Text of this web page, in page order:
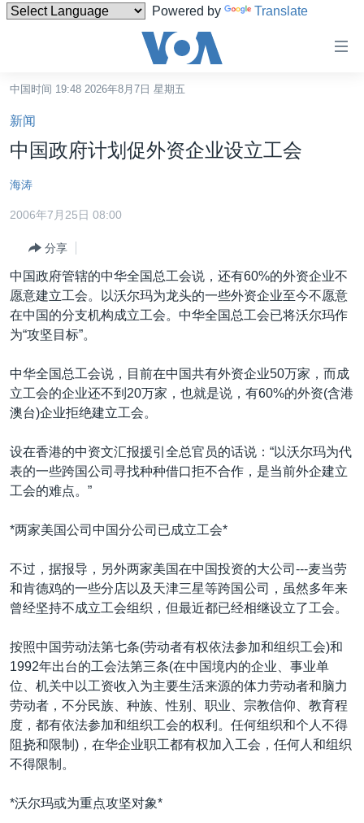
Powered by Translate
碍
链
接
转
内
转
到
导
航
转
到
检
台湾
港澳
国际
最新国际新闻
印太
中东
欧洲
非洲
全球议题
分类新闻
经济·金融·贸易
人权·法律·宗教
科教·文娱·体健
军事
环境
美中关系
热点专题
白宫要闻
国会报道
美国建国250周年
埃博拉疫情
台海两岸关系
南中国海争端
关注新疆
GEN Z 看美国
VOA视频
VOA今日焦点
关注我们
其他语言网站
中国时间 19:48 2026年8月7日 星期五
新闻
中国政府计划促外资企业设立工会
海涛
2006年7月25日 08:00
分享
中国政府管辖的中华全国总工会说，还有60%的外资企业不
愿意建立工会。以沃尔玛为龙头的一些外资企业至今不愿意
在中国的分支机构成立工会。中华全国总工会已将沃尔玛作
为“攻坚目标”。
中华全国总工会说，目前在中国共有外资企业50万家，而成
立工会的企业还不到20万家，也就是说，有60%的外资(含港
澳台)企业拒绝建立工会。
设在香港的中资文汇报援引全总官员的话说：“以沃尔玛为代
表的一些跨国公司寻找种种借口拒不合作，是当前外企建立
工会的难点。”
*两家美国公司中国分公司已成立工会*
不过，据报导，另外两家美国在中国投资的大公司---麦当劳
和肯德鸡的一些分店以及天津三星等跨国公司，虽然多年来
曾经坚持不成立工会组织，但最近都已经相继设立了工会。
按照中国劳动法第七条(劳动者有权依法参加和组织工会)和
1992年出台的工会法第三条(在中国境内的企业、事业单
位、机关中以工资收入为主要生活来源的体力劳动者和脑力
劳动者，不分民族、种族、性别、职业、宗教信仰、教育程
度，都有依法参加和组织工会的权利。任何组织和个人不得
阻挠和限制)，在华企业职工都有权加入工会，任何人和组织
不得限制。
*沃尔玛或为重点攻坚对象*